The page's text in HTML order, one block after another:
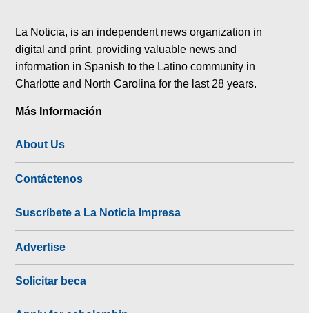
La Noticia, is an independent news organization in
digital and print, providing valuable news and
information in Spanish to the Latino community in
Charlotte and North Carolina for the last 28 years.
Más Información
About Us
Contáctenos
Suscríbete a La Noticia Impresa
Advertise
Solicitar beca